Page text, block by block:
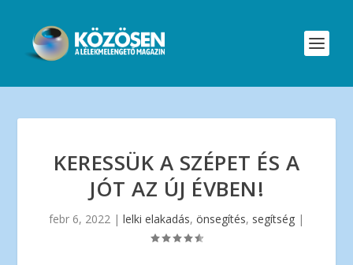
KERESSÜK A SZÉPET ÉS A
JÓT AZ ÚJ ÉVBEN!
febr 6, 2022 | lelki elakadás, önsegítés, segítség |